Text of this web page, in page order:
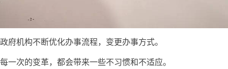
政府机构不断优化办事流程，变更办事方式。
每一次的变革，都会带来一些不习惯和不适应。